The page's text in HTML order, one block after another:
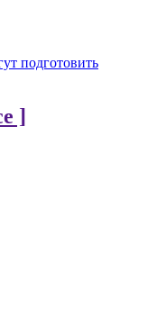
подготовить
]